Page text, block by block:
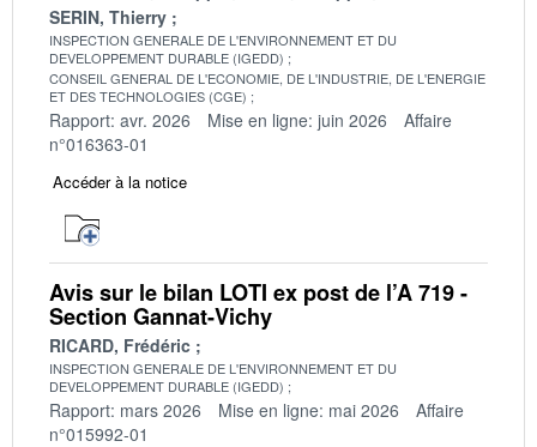
SERIN, Thierry
INSPECTION GENERALE DE L'ENVIRONNEMENT ET DU
DEVELOPPEMENT DURABLE (IGEDD)
CONSEIL GENERAL DE L'ECONOMIE, DE L'INDUSTRIE, DE L'ENERGIE
ET DES TECHNOLOGIES (CGE)
Rapport: avr. 2026 Mise en ligne: juin 2026
Affaire
n°016363-01
Accéder à la notice
Avis sur le bilan LOTI ex post de l’A 719 -
Section Gannat-Vichy
RICARD, Frédéric
INSPECTION GENERALE DE L'ENVIRONNEMENT ET DU
DEVELOPPEMENT DURABLE (IGEDD)
Rapport: mars 2026 Mise en ligne: mai 2026
Affaire
n°015992-01